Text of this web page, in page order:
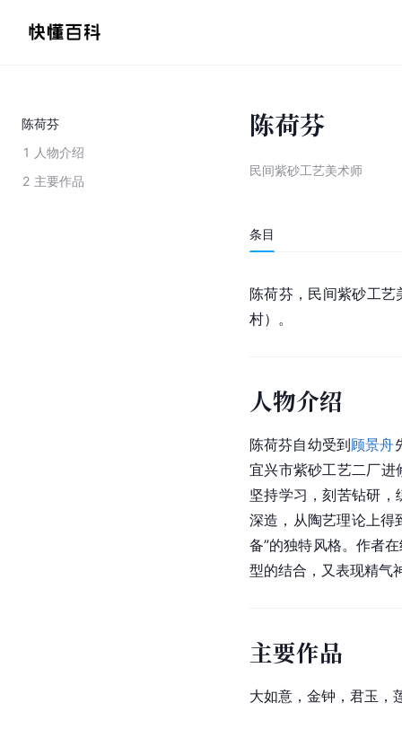
陈荷芬
1 人物介绍
2 主要作品
陈荷芬
民间紫砂工艺美术师
条目
陈荷芬，民间紫砂工
村）。
人物介绍
陈荷芬自幼受到顾景舟
宜兴市紫砂工艺二厂进
坚持学习，刻苦钻研
深造，从陶艺理论上得
备”的独特风格。作者
型的结合，又表现精气
主要作品
大如意，金钟，君玉，